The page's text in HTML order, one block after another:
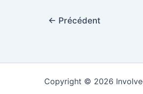
← Précédent
Copyright © 2026